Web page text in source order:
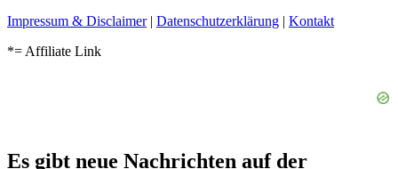
Impressum & Disclaimer| Datenschutzerklärung | Kontakt
*= Affiliate Link
Es gibt neue Nachrichten auf der